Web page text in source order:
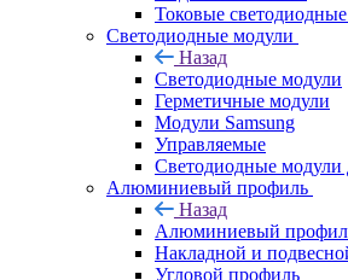
Токовые
Светодиодные модули
Назад
Светодиодные модули
Герметичные модули
Модули Samsung
Управляемые
Светодиодные модули
Алюминиевый профиль
Назад
Алюминиевый
Накладной и
Угловой профиль